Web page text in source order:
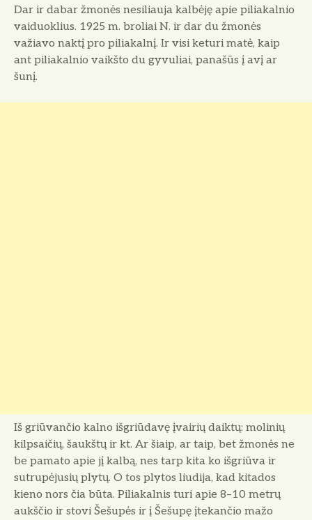
Dar ir dabar žmonės nesiliauja kalbėję apie piliakalnio
vaiduoklius. 1925 m. broliai N. ir dar du žmonės
važiavo naktį pro piliakalnį. Ir visi keturi matė, kaip
ant piliakalnio vaikšto du gyvuliai, panašūs į avį ar
šunį.
Iš griūvančio kalno išgriūdavę įvairių daiktų: molinių
kilpsaičių, šaukštų ir kt. Ar šiaip, ar taip, bet žmonės ne
be pamato apie jį kalbą, nes tarp kita ko išgriūva ir
sutrupėjusių plytų. O tos plytos liudija, kad kitados
kieno nors čia būta. Piliakalnis turi apie 8–10 metrų
aukščio ir stovi Šešupės ir į Šešupę įtekančio mažo